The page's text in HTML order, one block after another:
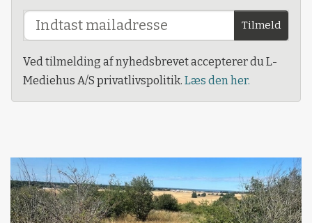
Tilmeld
Ved tilmelding af nyhedsbrevet accepterer du L-
Mediehus A/S privatlivspolitik. Læs den her.